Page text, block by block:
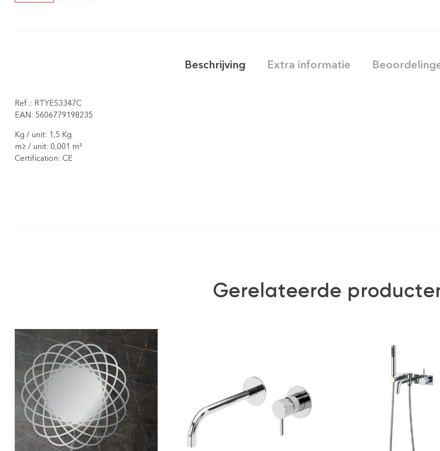
Beschrijving Extra informatie
Ref .: RTYES3347C
EAN: 5606779198235
Kg / unit: 1,5 Kg
m≥ / unit: 0,001 m³
Certification: CE
Gerelateerde